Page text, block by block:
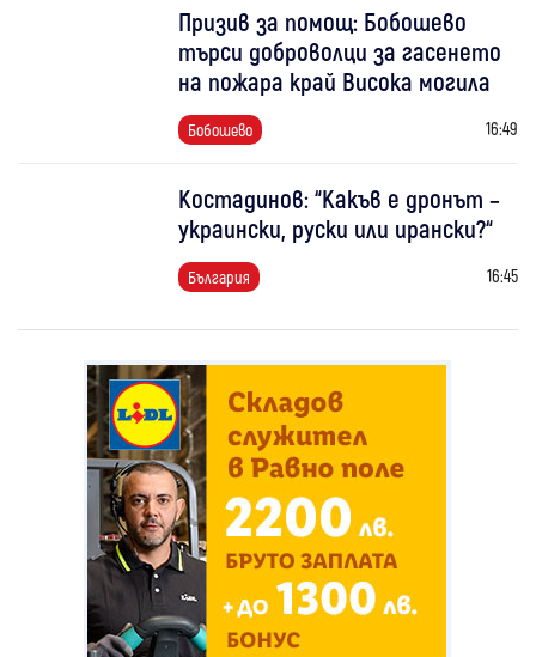
Призив за помощ: Бобошево
търси доброволци за гасенето
на пожара край Висока могила
Бобошево 16:49
Костадинов: “Какъв е дронът –
украински, руски или ирански?“
България 16:45